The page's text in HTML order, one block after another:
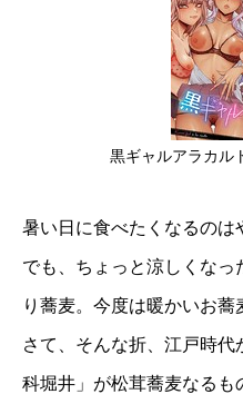
黒ギャルアラカル
暑い日に食べたくなるのは
でも、ちょっと涼しくな
り蕎麦。今度は暖かいお蕎
さて、そんな折、江戸時
科堀井」が松茸蕎麦なるも